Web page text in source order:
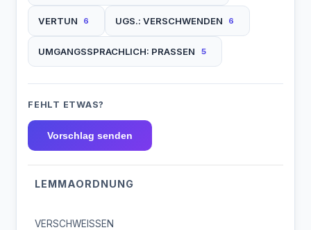
VERTUN 6 UGS.: VERSCHWENDEN 6
UMGANGSSPRACHLICH: PRASSEN 5
FEHLT ETWAS?
Vorschlag senden
LEMMAORDNUNG
VERSCHWEISSEN